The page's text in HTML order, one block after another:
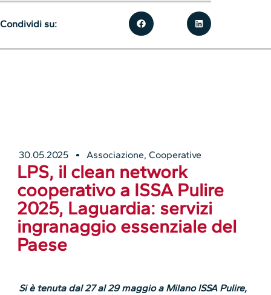
30.05.2025 Associazione,Cooperative
LPS, il clean network
cooperativo a ISSA Pulire
2025, Laguardia: servizi
ingranaggio essenziale del
Paese
Si è tenuta dal 27 al 29 maggio a Milano ISSA Pulire,
Condividi su: